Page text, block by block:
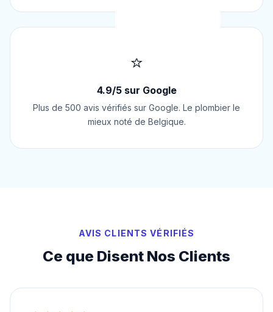
⭐
4.9/5 sur Google
Plus de 500 avis vérifiés sur Google. Le plombier le
mieux noté de Belgique.
AVIS CLIENTS VÉRIFIÉS
Ce que Disent Nos Clients